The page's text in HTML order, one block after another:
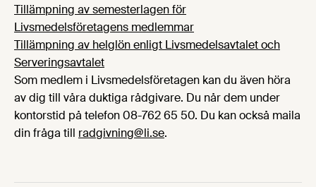
Tillämpning av semesterlagen för
Livsmedelsföretagens medlemmar
Tillämpning av helglön enligt Livsmedelsavtalet och
Serveringsavtalet
Som medlem i Livsmedelsföretagen kan du även höra
av dig till våra duktiga rådgivare. Du når dem under
kontorstid på telefon 08-762 65 50. Du kan också maila
din fråga till radgivning@li.se.